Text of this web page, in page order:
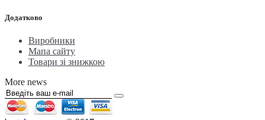
Додатково
Виробники
Мапа сайту
Товари зі знижкою
More news